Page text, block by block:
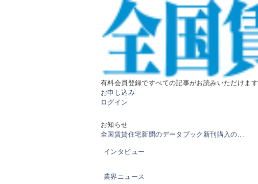
有料会員登録ですべての記事がお読みいただけます
お申し込み
ログイン
お知らせ
全国賃貸住宅新聞のデータブック新刊購入の...
インタビュー
業界ニュース